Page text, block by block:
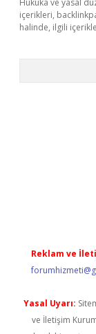
Hukuka ve yasal
içerikleri,
halinde, ilgili
Reklam ve
Yasal Uyarı:
ve İletişim